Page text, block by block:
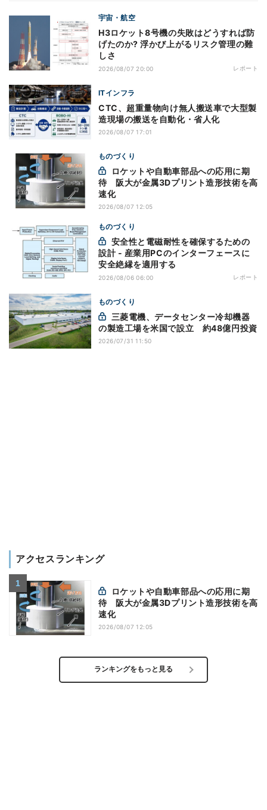
宇宙・航空
H3ロケット8号機の失敗はどうすれば防
げたのか? 浮かび上がるリスク管理の難
しさ
2026/08/07 20:00 レポート
ITインフラ
CTC、超重量物向け無人搬送車で大型製
造現場の搬送を自動化・省人化
2026/08/07 17:01
ものづくり
待 阪大が金属3Dプリント造形技術を高
速化
2026/08/07 12:05
ものづくり
設計 - 産業用PCのインターフェースに
安全絶縁を適用する
2026/08/06 06:00 レポート
ものづくり
の製造工場を米国で設立 約48億円投資
2026/07/31 11:50
アクセスランキング
待 阪大が金属3Dプリント造形技術を高
速化
2026/08/07 12:05
ランキングをもっと見る